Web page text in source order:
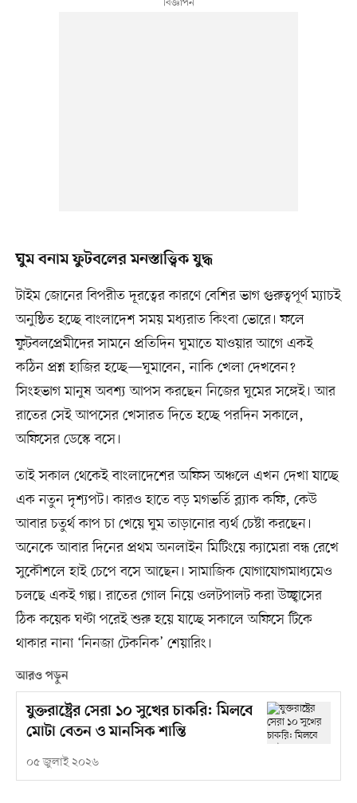
ঘুম বনাম ফুটবলের মনস্তাত্ত্বিক যুদ্ধ
টাইম জোনের বিপরীত দূরত্বের কারণে বেশির ভাগ গুরুত্বপূর্ণ ম্যাচই
অনুষ্ঠিত হচ্ছে বাংলাদেশ সময় মধ্যরাত কিংবা ভোরে। ফলে
ফুটবলপ্রেমীদের সামনে প্রতিদিন ঘুমাতে যাওয়ার আগে একই
কঠিন প্রশ্ন হাজির হচ্ছে—ঘুমাবেন, নাকি খেলা দেখবেন?
সিংহভাগ মানুষ অবশ্য আপস করছেন নিজের ঘুমের সঙ্গেই। আর
রাতের সেই আপসের খেসারত দিতে হচ্ছে পরদিন সকালে,
অফিসের ডেস্কে বসে।
তাই সকাল থেকেই বাংলাদেশের অফিস অঞ্চলে এখন দেখা যাচ্ছে
এক নতুন দৃশ্যপট। কারও হাতে বড় মগভর্তি ব্ল্যাক কফি, কেউ
আবার চতুর্থ কাপ চা খেয়ে ঘুম তাড়ানোর ব্যর্থ চেষ্টা করছেন।
অনেকে আবার দিনের প্রথম অনলাইন মিটিংয়ে ক্যামেরা বন্ধ রেখে
সুকৌশলে হাই চেপে বসে আছেন। সামাজিক যোগাযোগমাধ্যমেও
চলছে একই গল্প। রাতের গোল নিয়ে ওলটপালট করা উচ্ছ্বাসের
ঠিক কয়েক ঘণ্টা পরেই শুরু হয়ে যাচ্ছে সকালে অফিসে টিকে
থাকার নানা ‘নিনজা টেকনিক’ শেয়ারিং।
আরও পড়ুন
যুক্তরাষ্ট্রের সেরা ১০ সুখের চাকরি: মিলবে
মোটা বেতন ও মানসিক শান্তি
০৫ জুলাই ২০২৬